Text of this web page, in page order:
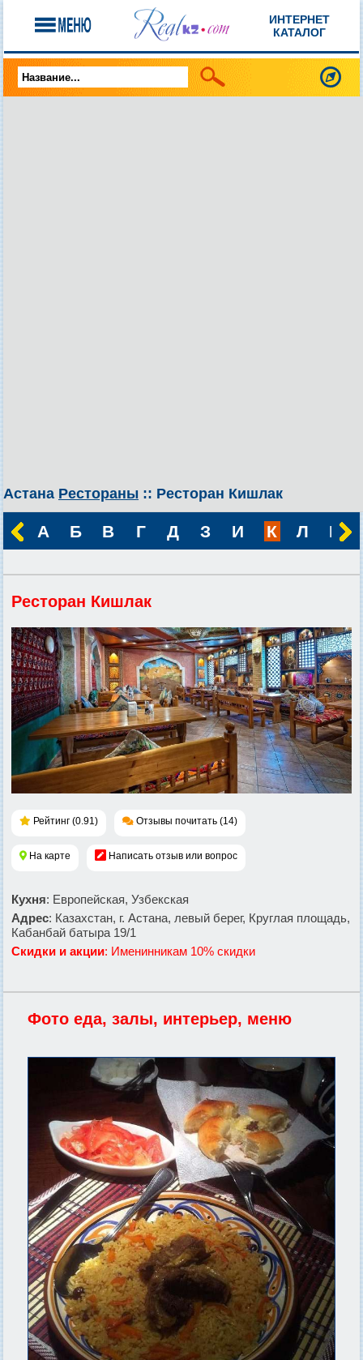
ИНТЕРНЕТ
КАТАЛОГ
Астана Рестораны :: Ресторан Кишлак
А Б В Г Д З И К Л М
Ресторан Кишлак
Рейтинг (0.91) Отзывы почитать (14)
На карте Написать отзыв или вопрос
Кухня: Европейская, Узбекская
Адрес: Казахстан, г. Астана, левый берег, Круглая площадь,
Кабанбай батыра 19/1
Скидки и акции: Именинникам 10% скидки
Фото еда, залы, интерьер, меню